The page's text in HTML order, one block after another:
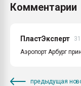
Комментарии
ПластЭксперт
Аэропорт Арбург
предыдущая